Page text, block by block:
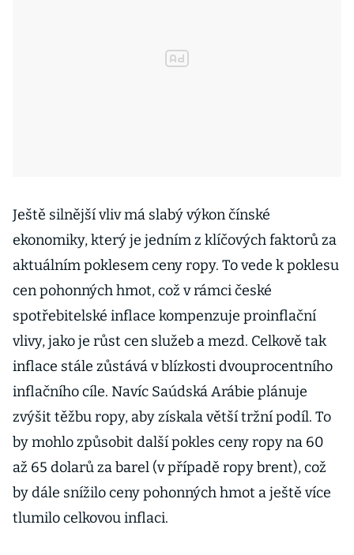
Ještě silnější vliv má slabý výkon čínské
ekonomiky, který je jedním z klíčových faktorů za
aktuálním poklesem ceny ropy. To vede k poklesu
cen pohonných hmot, což v rámci české
spotřebitelské inflace kompenzuje proinflační
vlivy, jako je růst cen služeb a mezd. Celkově tak
inflace stále zůstává v blízkosti dvouprocentního
inflačního cíle. Navíc Saúdská Arábie plánuje
zvýšit těžbu ropy, aby získala větší tržní podíl. To
by mohlo způsobit další pokles ceny ropy na 60
až 65 dolarů za barel (v případě ropy brent), což
by dále snížilo ceny pohonných hmot a ještě více
tlumilo celkovou inflaci.